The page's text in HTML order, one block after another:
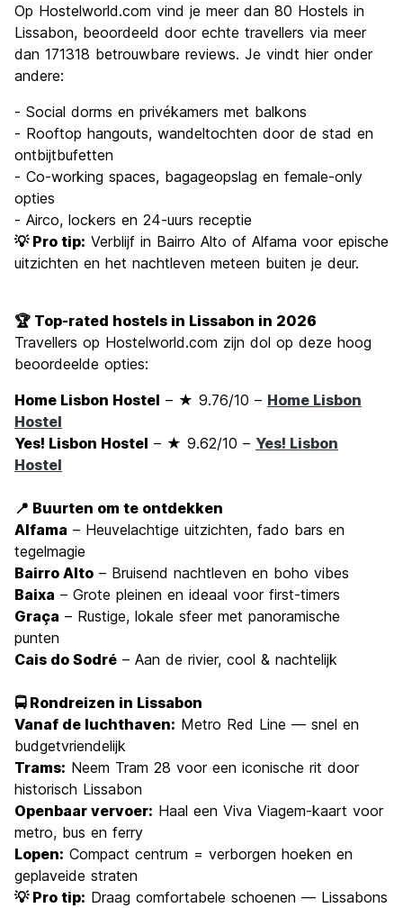
Op Hostelworld.com vind je meer dan 80 Hostels in
Lissabon, beoordeeld door echte travellers via meer
dan 171318 betrouwbare reviews. Je vindt hier onder
andere:
- Social dorms en privékamers met balkons
- Rooftop hangouts, wandeltochten door de stad en
ontbijtbufetten
- Co-working spaces, bagageopslag en female-only
opties
- Airco, lockers en 24-uurs receptie
💡 Pro tip: Verblijf in Bairro Alto of Alfama voor epische
uitzichten en het nachtleven meteen buiten je deur.
🏆 Top-rated hostels in Lissabon in 2026
Travellers op Hostelworld.com zijn dol op deze hoog
beoordeelde opties:
Home Lisbon Hostel – ★ 9.76/10 – Home Lisbon
Hostel
Yes! Lisbon Hostel – ★ 9.62/10 – Yes! Lisbon
Hostel
📍 Buurten om te ontdekken
Alfama – Heuvelachtige uitzichten, fado bars en
tegelmagie
Bairro Alto – Bruisend nachtleven en boho vibes
Baixa – Grote pleinen en ideaal voor first-timers
Graça – Rustige, lokale sfeer met panoramische
punten
Cais do Sodré – Aan de rivier, cool & nachtelijk
🚍 Rondreizen in Lissabon
Vanaf de luchthaven: Metro Red Line — snel en
budgetvriendelijk
Trams: Neem Tram 28 voor een iconische rit door
historisch Lissabon
Openbaar vervoer: Haal een Viva Viagem-kaart voor
metro, bus en ferry
Lopen: Compact centrum = verborgen hoeken en
geplaveide straten
💡 Pro tip: Draag comfortabele schoenen — Lissabons